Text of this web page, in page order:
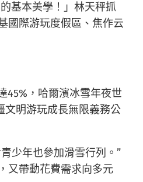
基本美學！」林天秤抓
國際游玩度假區、焦作云
45%，哈爾濱冰雪年夜世
文明游玩成長無限義務公
少年也參加滑雪行列。”
又帶動花費需求向多元